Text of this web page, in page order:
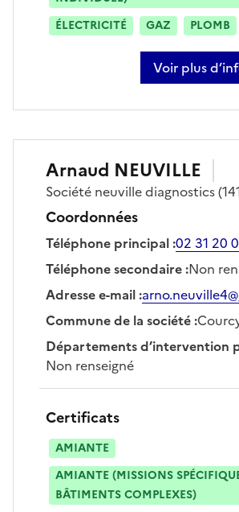
ÉLECTRICITÉ
GAZ PLOMB
Voir plus
sur julien
Arnaud NEUVILLE
Société neuville diagnostics
Coordonnées
Téléphone principal:02 31 20
Téléphone secondaire:Non
Adresse e-mail:
Commune de la société:
Départements d’intervention
Non renseigné
Certificats
AMIANTE
AMIANTE (MISSIONS
BÂTIMENTS COMPLEXES)